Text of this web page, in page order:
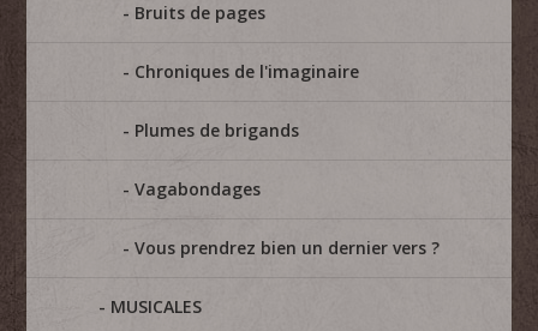
Bruits de pages
Chroniques de l'imaginaire
Plumes de brigands
Vagabondages
Vous prendrez bien un dernier vers ?
MUSICALES